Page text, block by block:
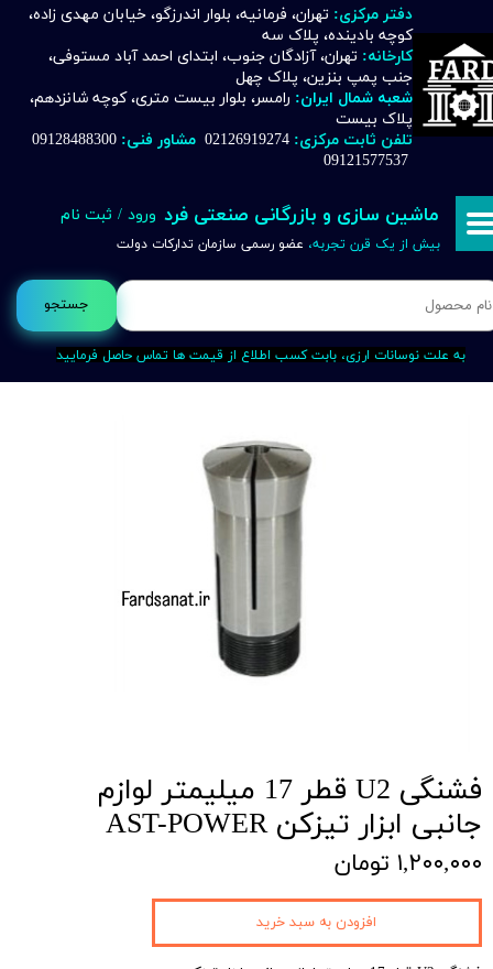
جستجو
دفتر مرکزی: تهران، فرمانیه، بلوار اندرزگو، خیابان مهدی زاده،
کوچه بادینده، پلاک سه
کارخانه: تهران، آزادگان جنوب، ابتدای احمد آباد مستوفی،
جنب پمپ بنزین، پلاک چهل
شعبه شمال ایران: رامسر، بلوار بیست متری، کوچه شانزدهم،
پلاک بیست
تلفن ثابت مرکزی: 02126919274 مشاور فنی:
09121577537
ماشین سازی و بازرگانی صنعتی فرد
بیش از یک قرن تجربه، عضو رسمی سازمان تدارکات دولت
ورود / ثبت نام
حساب کاربری من
تغییر گذر واژه
خروج از حساب کاربری
به علت نوسانات ارزی، بابت کسب اطلاع از قیمت ها تماس حاصل فرمایید
فشنگی U2 قطر 17 میلیمتر لوازم
جانبی ابزار تیزکن AST-POWER
۱,۲۰۰,۰۰۰ تومان
افزودن به سبد خرید